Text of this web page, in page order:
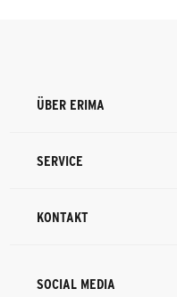
ÜBER ERIMA
SERVICE
KONTAKT
SOCIAL MEDIA